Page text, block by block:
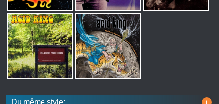
Du même style: i